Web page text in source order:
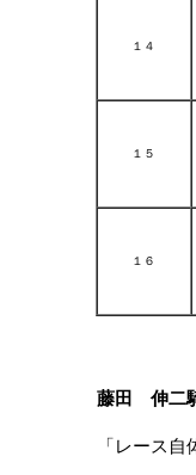
１４
１５
１６
藤田 伸二
「レース